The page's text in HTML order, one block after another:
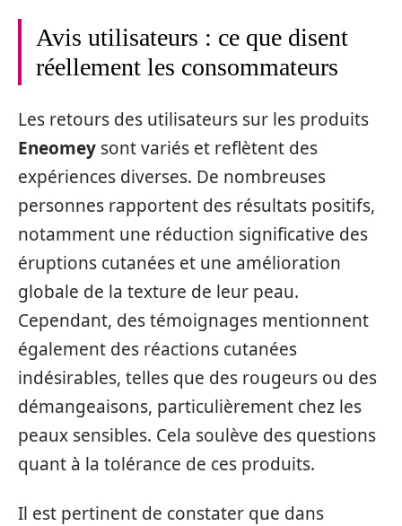
Avis utilisateurs : ce que disent
réellement les consommateurs
Les retours des utilisateurs sur les produits
Eneomey sont variés et reflètent des
expériences diverses. De nombreuses
personnes rapportent des résultats positifs,
notamment une réduction significative des
éruptions cutanées et une amélioration
globale de la texture de leur peau.
Cependant, des témoignages mentionnent
également des réactions cutanées
indésirables, telles que des rougeurs ou des
démangeaisons, particulièrement chez les
peaux sensibles. Cela soulève des questions
quant à la tolérance de ces produits.
Il est pertinent de constater que dans